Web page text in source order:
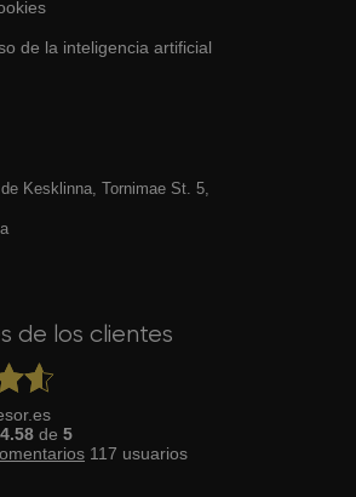
de la inteligencia artificial
Kesklinna, Tornimаe St. 5,
de los clientes
4.58 de 5
117 usuarios